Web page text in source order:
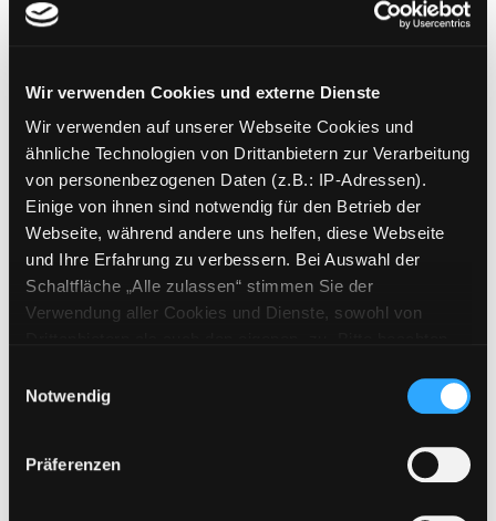
Wir verwenden Cookies und externe Dienste
Wir verwenden auf unserer Webseite Cookies und
ähnliche Technologien von Drittanbietern zur Verarbeitung
von personenbezogenen Daten (z.B.: IP-Adressen).
Einige von ihnen sind notwendig für den Betrieb der
Webseite, während andere uns helfen, diese Webseite
und Ihre Erfahrung zu verbessern. Bei Auswahl der
Schaltfläche „Alle zulassen“ stimmen Sie der
Verwendung aller Cookies und Dienste, sowohl von
Cookies von Drittanbietern, eine Verarbeitung in
unsicheren Drittländern (Länder außerhalb des EWR
ohne adäquates Datenschutzniveau) stattfinden kann. In
diesem Zusammenhang können aktuell Risiken für
Notwendig
Präferenzen
Weitere Suchkriterien
Erwerbungen der letzten Tage
Jahr von
Medien anzeigen, die nach dem Jahr veröffentlicht
Jahr bis
Medien anzeigen, die vor dem
E-Medien
Mediengruppe